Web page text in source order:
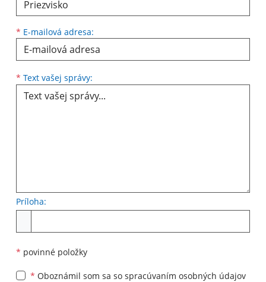
* E-mailová adresa:
* Text vašej správy:
Príloha:
* povinné položky
* Oboznámil som sa so spracúvaním osobných údajov